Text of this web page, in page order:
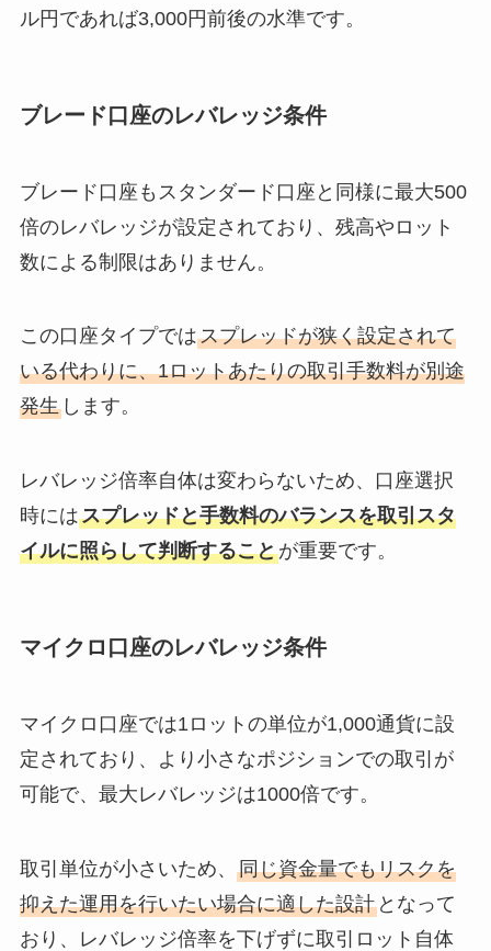
ル円であれば3,000円前後の水準です。
ブレード口座のレバレッジ条件
ブレード口座もスタンダード口座と同様に最大500
倍のレバレッジが設定されており、残高やロット
数による制限はありません。
この口座タイプではスプレッドが狭く設定されて
いる代わりに、1ロットあたりの取引手数料が別途
発生します。
レバレッジ倍率自体は変わらないため、口座選択
時にはスプレッドと手数料のバランスを取引スタ
イルに照らして判断することが重要です。
マイクロ口座のレバレッジ条件
マイクロ口座では1ロットの単位が1,000通貨に設
定されており、より小さなポジションでの取引が
可能で、最大レバレッジは1000倍です。
取引単位が小さいため、 同じ資金量でもリスクを
抑えた運用を行いたい場合に適した設計となって
おり、レバレッジ倍率を下げずに取引ロット自体